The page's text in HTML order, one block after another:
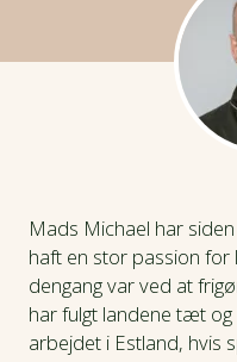
Mads Michael har
haft en stor passion for
dengang var ved at
har fulgt landene tæt
arbejdet i Estland, hvis